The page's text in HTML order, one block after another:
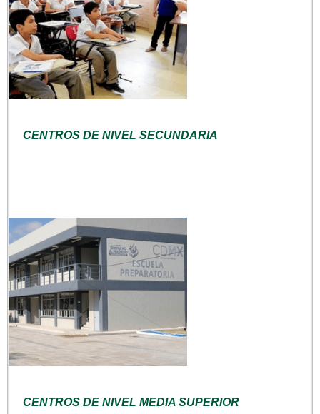
CENTROS DE NIVEL SECUNDARIA
CENTROS DE NIVEL MEDIA SUPERIOR